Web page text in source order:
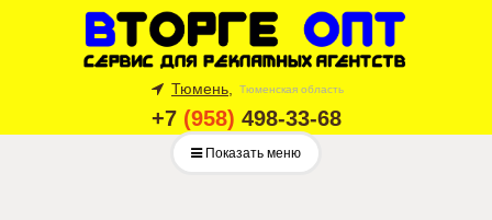
Тюмень, Тюменская область
+7 (958) 498-33-68
Показать меню